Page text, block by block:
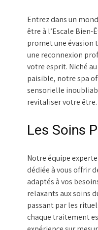
Entrez dans un
être à l’Escale Bien-
promet une évasion
une reconnexion
votre esprit. Niché
paisible, notre spa
sensorielle
revitaliser votre être.
Les Soins
Notre équipe
dédiée à vous offrir
adaptés à vos
relaxants aux soins
passant par les
chaque traitement